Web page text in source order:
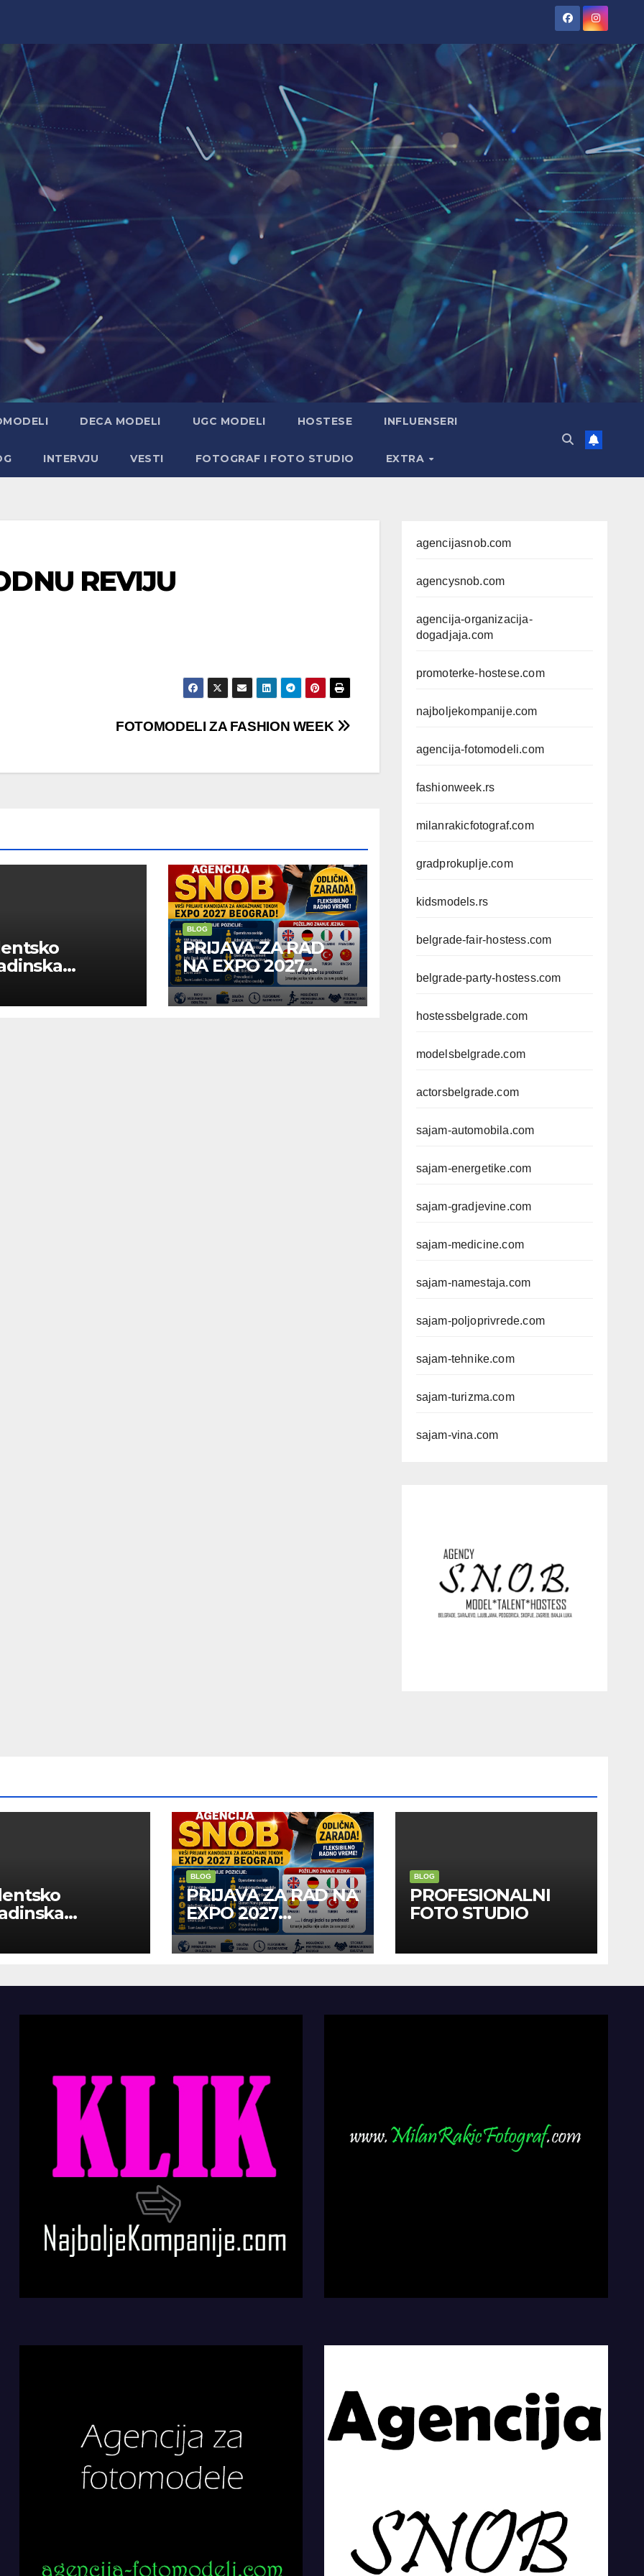
DECA MODELI UGC MODELI HOSTESE INFLUENSERI
INTERVJU VESTI FOTOGRAF I FOTO STUDIO EXTRA
REVIJU
FOTOMODELI ZA FASHION WEEK
BLOG
PRIJAVA ZA RAD
NA EXPO 2027
BELGRADE
agencijasnob.com
agencysnob.com
agencija-organizacija-
dogadjaja.com
promoterke-hostese.com
najboljekompanije.com
agencija-fotomodeli.com
fashionweek.rs
milanrakicfotograf.com
gradprokuplje.com
kidsmodels.rs
belgrade-fair-hostess.com
belgrade-party-hostess.com
hostessbelgrade.com
modelsbelgrade.com
actorsbelgrade.com
sajam-automobila.com
sajam-energetike.com
sajam-gradjevine.com
sajam-medicine.com
sajam-namestaja.com
sajam-poljoprivrede.com
sajam-tehnike.com
sajam-turizma.com
sajam-vina.com
BLOG
PRIJAVA ZA RAD NA
EXPO 2027
BELGRADE
BLOG
PROFESIONALNI
FOTO STUDIO